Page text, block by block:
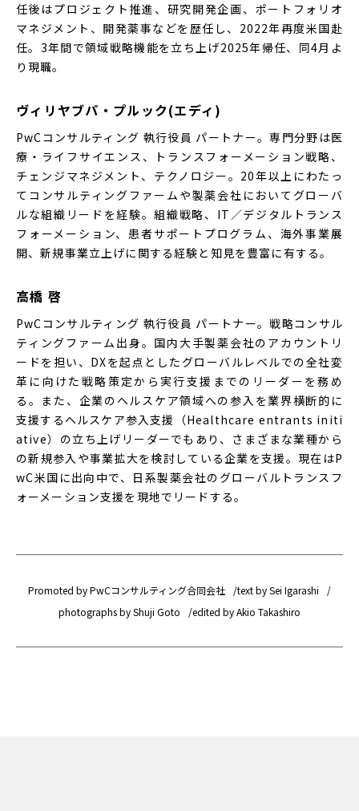
任後はプロジェクト推進、研究開発企画、ポートフォリオ
マネジメント、開発薬事などを歴任し、2022年再度米国赴
任。3年間で領域戦略機能を立ち上げ2025年帰任、同4月よ
り現職。
ヴィリヤブパ・プルック(エディ)
PwCコンサルティング 執行役員 パートナー。専門分野は医
療・ライフサイエンス、トランスフォーメーション戦略、
チェンジマネジメント、テクノロジー。20年以上にわたっ
てコンサルティングファームや製薬会社においてグローバ
ルな組織リードを経験。組織戦略、IT／デジタルトランス
フォーメーション、患者サポートプログラム、海外事業展
開、新規事業立上げに関する経験と知見を豊富に有する。
高橋 啓
PwCコンサルティング 執行役員 パートナー。戦略コンサル
ティングファーム出身。国内大手製薬会社のアカウントリ
ードを担い、DXを起点としたグローバルレベルでの全社変
革に向けた戦略策定から実行支援までのリーダーを務め
る。また、企業のヘルスケア領域への参入を業界横断的に
支援するヘルスケア参入支援（Healthcare entrants initi
ative）の立ち上げリーダーでもあり、さまざまな業種から
の新規参入や事業拡大を検討している企業を支援。現在はP
wC米国に出向中で、日系製薬会社のグローバルトランスフ
ォーメーション支援を現地でリードする。
Promoted by PwCコンサルティング合同会社
text by Sei Igarashi
photographs by Shuji Goto
edited by Akio Takashiro